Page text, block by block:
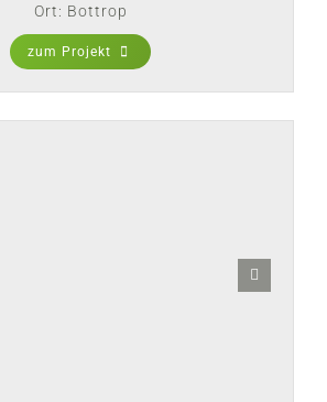
Ort: Bottrop
zum Projekt